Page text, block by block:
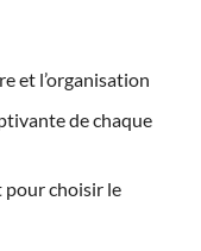
et l’organisation
de chaque
pour choisir le